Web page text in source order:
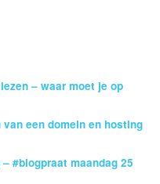
– waar moet je op
een domein en hosting
#blogpraat maandag 25